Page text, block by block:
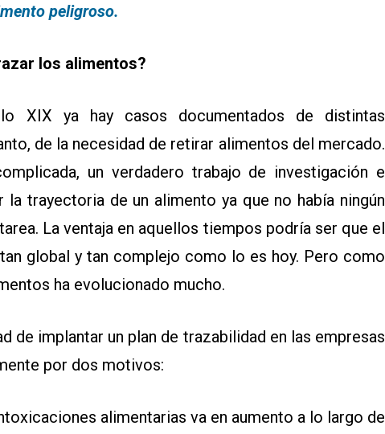
peligroso.
los alimentos?
XIX ya hay casos documentados de distintas
de la necesidad de retirar alimentos del mercado.
un verdadero trabajo de investigación e
trayectoria de un alimento ya que no había ningún
La ventaja en aquellos tiempos podría ser que el
global y tan complejo como lo es hoy. Pero como
ha evolucionado mucho.
de implantar un plan de trazabilidad en las empresas
por dos motivos:
alimentarias va en aumento a lo largo de